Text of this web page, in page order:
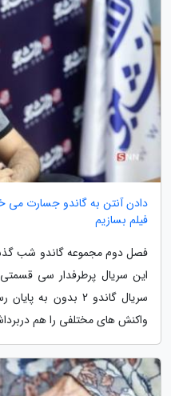
دادن آنتن به گاندو جسارت می
فیلم بسازیم
فصل دوم مجموعه گاندو شب
این سریال پرطرفدار سی
سریال گاندو 2
واکنش های مختلفی را هم